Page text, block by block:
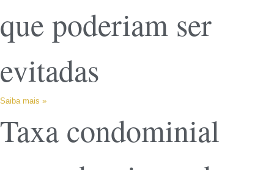
que poderiam ser
evitadas
Saiba mais »
Taxa condominial